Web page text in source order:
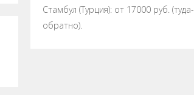
Стамбул (Турция): от 17000 руб. (туда-
обратно).